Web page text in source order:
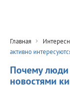
Главная
активно
Почему люди
новостями